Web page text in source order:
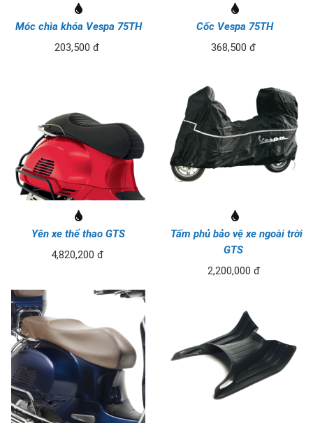
Móc chìa khóa Vespa 75TH
203,500 đ
Cốc Vespa 75TH
368,500 đ
Yên xe thể thao GTS
4,820,200 đ
Tấm phủ bảo vệ xe ngoài trời
GTS
2,200,000 đ